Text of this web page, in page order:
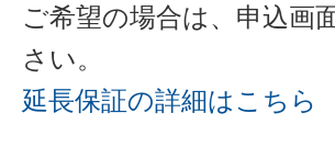
ご希望の場合は、申込画
さい。
延長保証の詳細はこちら